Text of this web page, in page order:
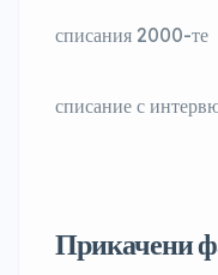
списания 2000-те
списание с
Прикачени